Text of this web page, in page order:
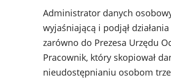
Administrator danych
wyjaśniającą i podjął
zarówno do Prezesa Urzędu
Pracownik, który skopiował
nieudostępnianiu osobom